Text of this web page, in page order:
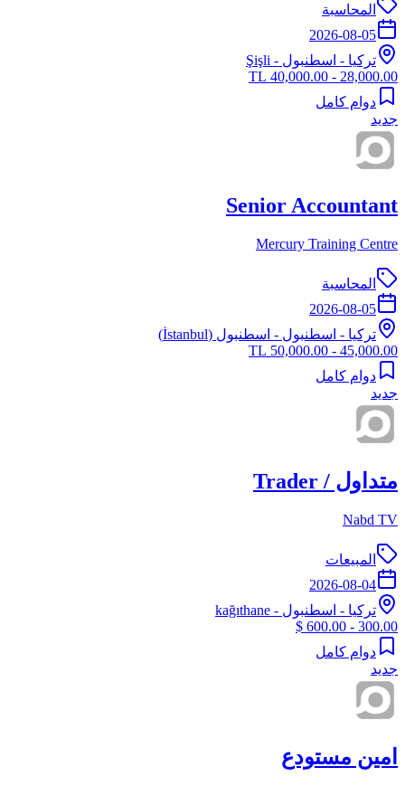
المحاسبة
2026-08-05
تركيا - اسطنبول - Şişli
28,000.00 - 40,000.00 TL
دوام كامل
جديد
Senior Accountant
Mercury Training Centre
المحاسبة
2026-08-05
تركيا - اسطنبول - اسطنبول (İstanbul)
45,000.00 - 50,000.00 TL
دوام كامل
جديد
متداول / Trader
Nabd TV
المبيعات
2026-08-04
تركيا - اسطنبول - kağıthane
300.00 - 600.00 $
دوام كامل
جديد
امين مستودع